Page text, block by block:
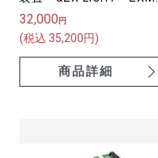
LIGHT主装置-｢1｣【中古】
32,000 円
(税込 35,200円)
商品詳細